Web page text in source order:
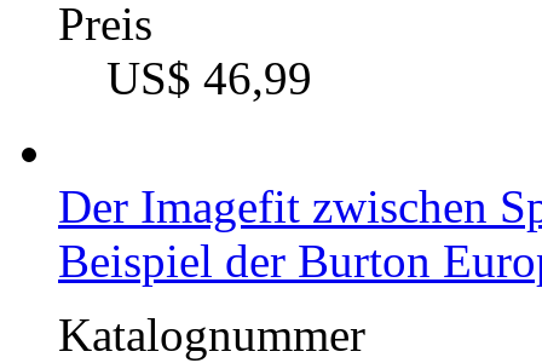
European Foundation
217174
Autor
René
Fach